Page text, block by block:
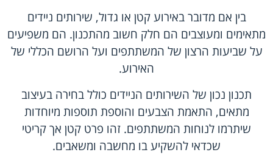
בין אם מדובר באירוע קטן או גדול, שירותים ניידים
מתאימים ומעוצבים הם חלק חשוב מהתכנון. הם משפיעים
על שביעות הרצון של המשתתפים ועל הרושם הכללי של
האירוע.
תכנון נכון של השירותים הניידים כולל בחירה בעיצוב
מתאים, התאמת הצבעים והוספת תוספות מיוחדות
שיתרמו לנוחות המשתתפים. זהו פרט קטן אך קריטי
שכדאי להשקיע בו מחשבה ומשאבים.